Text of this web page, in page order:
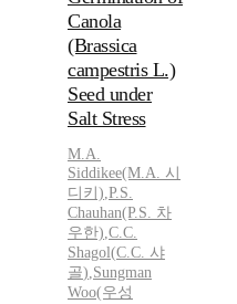
Canola
(Brassica
campestris L.)
Seed under
Salt Stress
M.A.
Siddikee(M.A. 시
디키),P.S.
Chauhan(P.S. 차
우한),C.C.
Shagol(C.C. 샤
골),Sungman
Woo(우성